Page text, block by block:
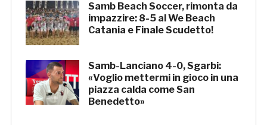
Samb Beach Soccer, rimonta da
impazzire: 8-5 al We Beach
Catania e Finale Scudetto!
Samb-Lanciano 4-0, Sgarbi:
«Voglio mettermi in gioco in una
piazza calda come San
Benedetto»